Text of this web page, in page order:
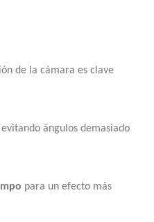
de la cámara es clave
evitando ángulos demasiado
para un efecto más